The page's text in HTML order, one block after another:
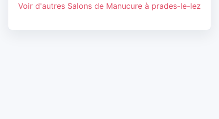
Voir d'autres Salons de Manucure à prades-le-lez